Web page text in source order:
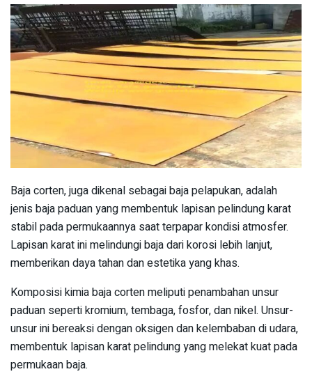
Baja corten, juga dikenal sebagai baja pelapukan, adalah
jenis baja paduan yang membentuk lapisan pelindung karat
stabil pada permukaannya saat terpapar kondisi atmosfer.
Lapisan karat ini melindungi baja dari korosi lebih lanjut,
memberikan daya tahan dan estetika yang khas.
Komposisi kimia baja corten meliputi penambahan unsur
paduan seperti kromium, tembaga, fosfor, dan nikel. Unsur-
unsur ini bereaksi dengan oksigen dan kelembaban di udara,
membentuk lapisan karat pelindung yang melekat kuat pada
permukaan baja.